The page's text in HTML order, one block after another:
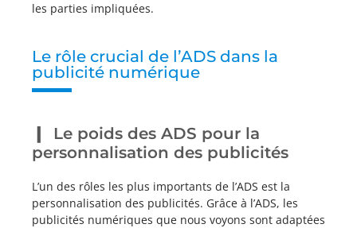
les parties impliquées.
Le rôle crucial de l’ADS dans la
publicité numérique
Le poids des ADS pour la
personnalisation des publicités
L’un des rôles les plus importants de l’ADS est la
personnalisation des publicités. Grâce à l’ADS, les
publicités numériques que nous voyons sont adaptées